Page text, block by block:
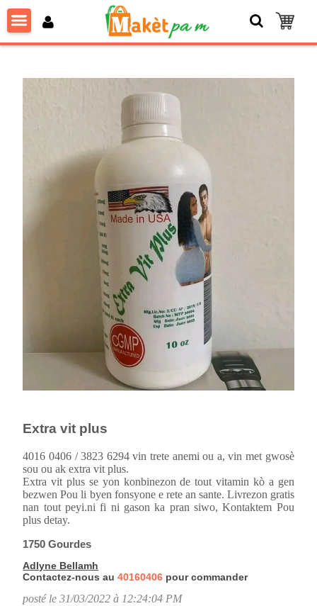
Extra vit plus
4016 0406 / 3823 6294 vin trete anemi ou a, vin met gwosè
sou ou ak extra vit plus.
Extra vit plus se yon konbinezon de tout vitamin kò a gen
bezwen Pou li byen fonsyone e rete an sante. Livrezon gratis
nan tout peyi.ni fi ni gason ka pran siwo, Kontaktem Pou
plus detay.
1750 Gourdes
Adlyne Bellamh
Contactez-nous au40160406 pour commander
posté le 31/03/2022 à 12:24:04 PM